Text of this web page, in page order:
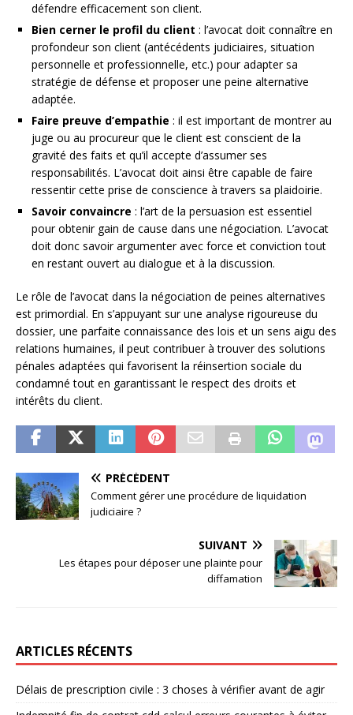
défendre efficacement son client.
Bien cerner le profil du client : l’avocat doit connaître en
profondeur son client (antécédents judiciaires, situation
personnelle et professionnelle, etc.) pour adapter sa
stratégie de défense et proposer une peine alternative
adaptée.
Faire preuve d’empathie : il est important de montrer au
juge ou au procureur que le client est conscient de la
gravité des faits et qu’il accepte d’assumer ses
responsabilités. L’avocat doit ainsi être capable de faire
ressentir cette prise de conscience à travers sa plaidoirie.
Savoir convaincre : l’art de la persuasion est essentiel
pour obtenir gain de cause dans une négociation. L’avocat
doit donc savoir argumenter avec force et conviction tout
en restant ouvert au dialogue et à la discussion.
Le rôle de l’avocat dans la négociation de peines alternatives
est primordial. En s’appuyant sur une analyse rigoureuse du
dossier, une parfaite connaissance des lois et un sens aigu des
relations humaines, il peut contribuer à trouver des solutions
pénales adaptées qui favorisent la réinsertion sociale du
condamné tout en garantissant le respect des droits et
intérêts du client.
PRÉCÉDENT
Comment gérer une procédure de liquidation
judiciaire ?
SUIVANT
Les étapes pour déposer une plainte pour
diffamation
ARTICLES RÉCENTS
Délais de prescription civile : 3 choses à vérifier avant de agir